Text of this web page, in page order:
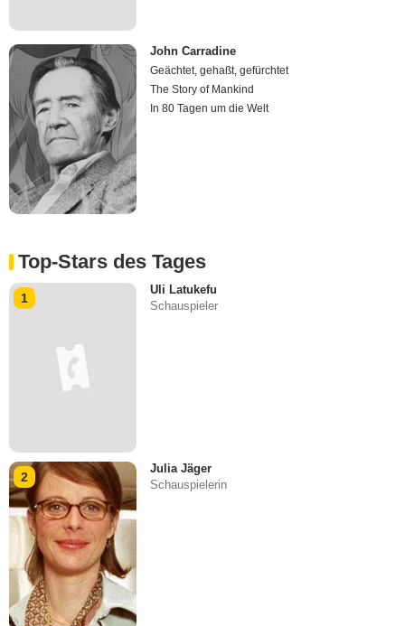
John Carradine
Geächtet, gehaßt, gefürchtet
The Story of Mankind
In 80 Tagen um die Welt
Top-Stars des Tages
1
Uli Latukefu
Schauspieler
2
Julia Jäger
Schauspielerin